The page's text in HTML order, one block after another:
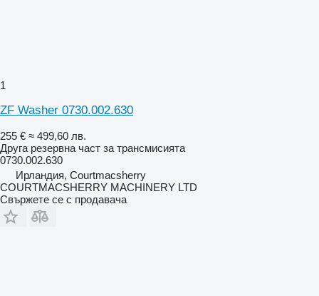
1
ZF Washer 0730.002.630
255 € ≈ 499,60 лв.
Друга резервна част за трансмисията
0730.002.630
Ирландия, Courtmacsherry
COURTMACSHERRY MACHINERY LTD
Свържете се с продавача